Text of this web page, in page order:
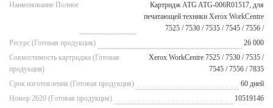
Наименование Полное
Картридж ATG ATG-006R01517, для
печатающей техники Xerox WorkCentre
7525 / 7530 / 7535 / 7545 / 7556 /
Ресурс (Готовая продукция)
26 000
Совместимость картриджа (Готовая
продукция)
Xerox WorkCentre 7525 / 7530 / 7535 /
7545 / 7556 / 7835
Срок изготовления (Готовая продукция)
60 дней
Номер 2620 (Готовая продукция)
10519146